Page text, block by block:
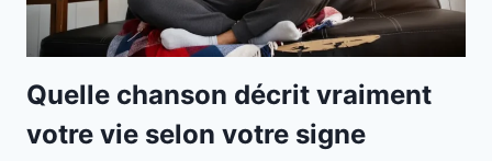
Quelle chanson décrit vraiment
votre vie selon votre signe